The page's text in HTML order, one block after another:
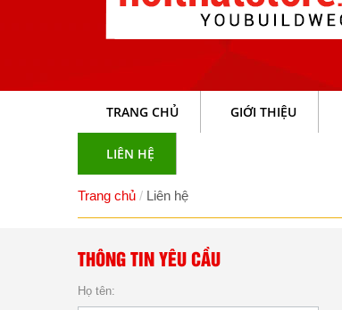
TRANG CHỦ GIỚI THIỆU
LIÊN HỆ
Trang chủ Liên hệ
THÔNG TIN YÊU CẦU
Họ tên: